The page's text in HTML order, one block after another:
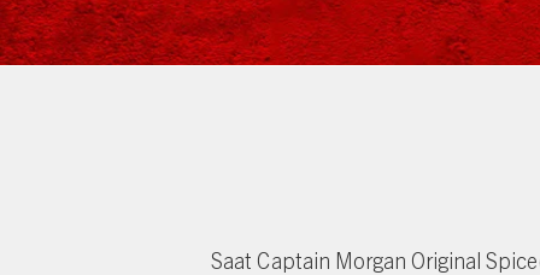
Saat Captain Morgan Original